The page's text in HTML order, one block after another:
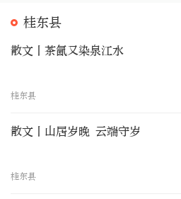
桂东县
散文丨茶氤又染泉江水
桂东县
散文丨山居岁晚 云端守岁
桂东县